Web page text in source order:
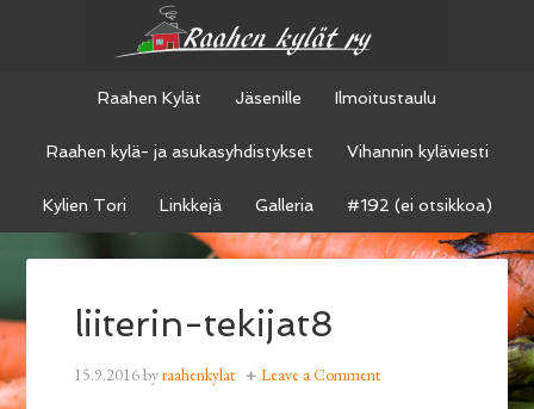
Raahen Kylät Jäsenille Ilmoitustaulu
Raahen kylä- ja asukasyhdistykset Vihannin kyläviesti
Kylien Tori Linkkejä Galleria #192 (ei otsikkoa)
liiterin-tekijat8
15.9.2016byraahenkylat Leave a Comment